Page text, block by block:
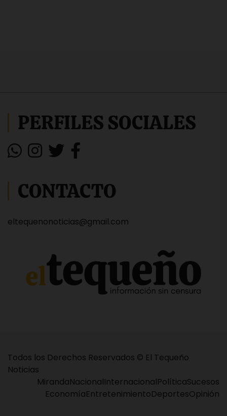
PERFILES SOCIALES
CONTACTO
eltequenonoticias@gmail.com
Todos los Derechos Reservados © El Tequeño
Noticias
MirandaNacionalInternacionalPolíticaSucesos
EconomíaEntretenimientoDeportesOpinión